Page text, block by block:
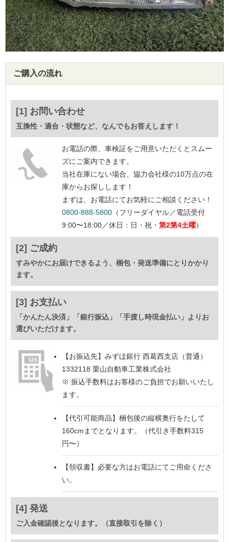
ご購入の流れ
[1] お問い合わせ
互換性・適合・状態など、なんでもお答えします！
お電話の際、車検証をご用意いただくとスムー
ズにご案内できます。
当社在庫にない場合、協力会社様の10万点の在
庫からお探しします！
まずは、お電話にてお気軽にご相談ください！
0800-888-5800 （フリーダイヤル／電話受付
9:00〜18:00／休日：日・祝・ 第2第4土曜）
[2] ご成約
すみやかにお届けできるよう、梱包・発送準備にとりかかり
ます。
[3] お支払い
「かんたん決済」「銀行振込」「手渡し時現金払い」よりお
選びいただけます。
【お振込先】 みずほ銀行 西葛西支店（普通）
1332118 栗山自動車工業株式会社
※ 振込手数料はお客様のご負担でお願いいたし
ます。
【代引可能商品】 梱包後の縦横奥行をたして
160cmまでとなります。（代引き手数料315
円〜）
【領収書】 必要な方はお電話にてご用命くださ
い。
[4] 発送
ご入金確認後となります。（直接取引を除く）